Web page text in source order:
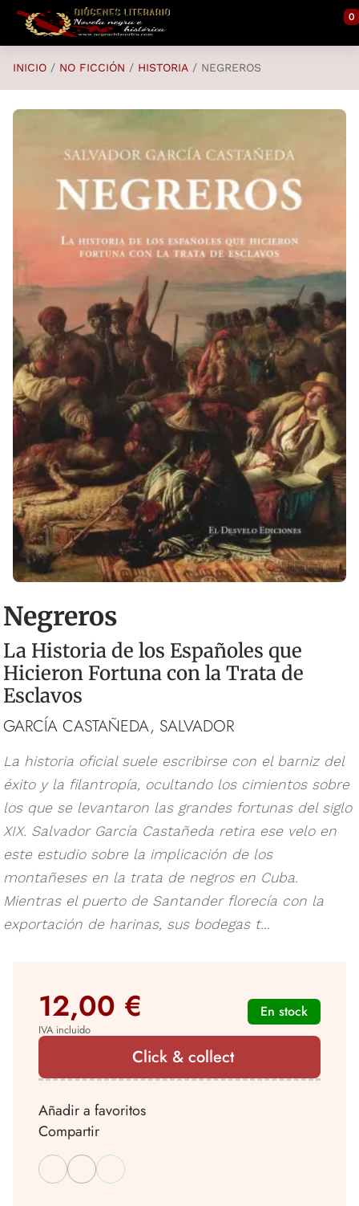
Saltar al contenido principal
0
INICIO NO FICCIÓN HISTORIA NEGREROS
Negreros
La Historia de los Españoles que
Hicieron Fortuna con la Trata de
Esclavos
GARCÍA CASTAÑEDA, SALVADOR
La historia oficial suele escribirse con el barniz del
éxito y la filantropía, ocultando los cimientos sobre
los que se levantaron las grandes fortunas del siglo
XIX. Salvador García Castañeda retira ese velo en
este estudio sobre la implicación de los
montañeses en la trata de negros en Cuba.
Mientras el puerto de Santander florecía con la
exportación de harinas, sus bodegas t...
12,00 €
IVA incluido
En stock
Click & collect
Añadir a favoritos
Compartir